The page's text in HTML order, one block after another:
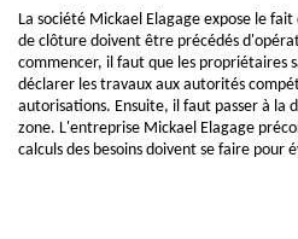
La société Mickael Elagage expose le
de clôture doivent être précédés
commencer, il faut que les propriétaires
déclarer les travaux aux autorités
autorisations. Ensuite, il faut passer à la
zone. L'entreprise Mickael Elagage
calculs des besoins doivent se faire pour